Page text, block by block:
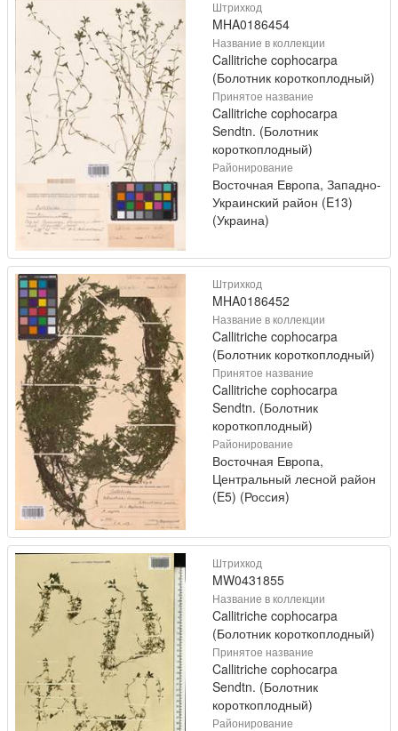
Штрихкод
MHA0186454
Название в коллекции
Callitriche cophocarpa
(Болотник короткоплодный)
Принятое название
Callitriche cophocarpa
Sendtn. (Болотник
короткоплодный)
Районирование
Восточная Европа, Западно-
Украинский район (E13)
(Украина)
Штрихкод
MHA0186452
Название в коллекции
Callitriche cophocarpa
(Болотник короткоплодный)
Принятое название
Callitriche cophocarpa
Sendtn. (Болотник
короткоплодный)
Районирование
Восточная Европа,
Центральный лесной район
(E5) (Россия)
Штрихкод
MW0431855
Название в коллекции
Callitriche cophocarpa
(Болотник короткоплодный)
Принятое название
Callitriche cophocarpa
Sendtn. (Болотник
короткоплодный)
Районирование